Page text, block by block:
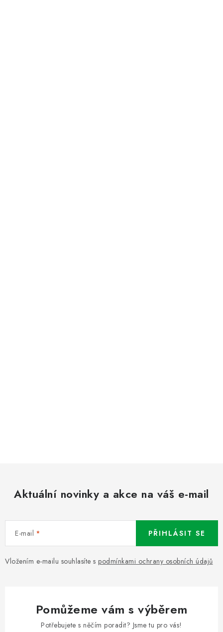
Aktuální novinky a akce na váš e-mail
E-mail
Vložením e-mailu souhlasíte s podmínkami ochrany osobních údajů
PŘIHLÁSIT SE
Pomůžeme vám s výběrem
Potřebujete s něčím poradit? Jsme tu pro vás!